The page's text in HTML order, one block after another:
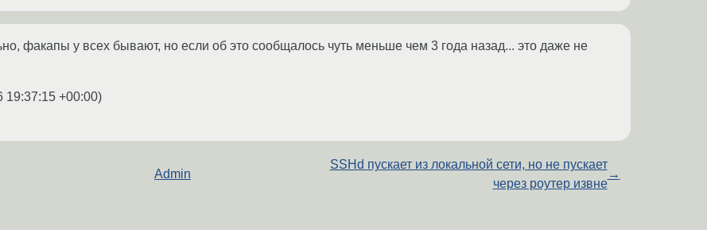
факапы у всех бывают, но если об это сообщалось чуть меньше чем 3 года назад... это даже не
19:37:15 +00:00)
Admin
SSHd пускает из локальной сети, но не пускает
через роутер извне
→